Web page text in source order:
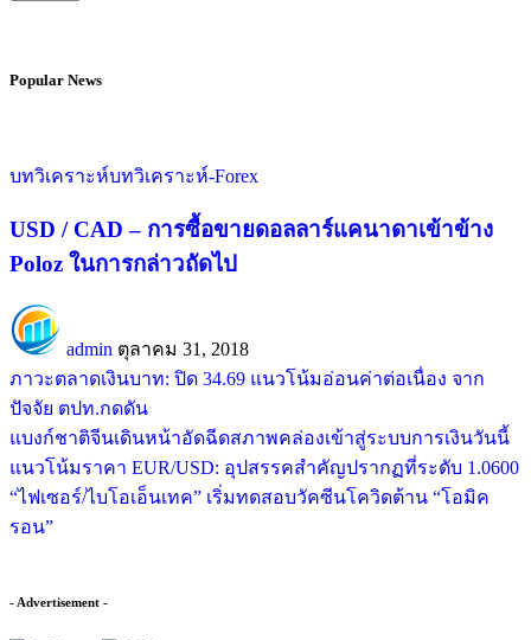
Popular News
บทวิเคราะห์บทวิเคราะห์-Forex
USD / CAD – การซื้อขายดอลลาร์แคนาดาเข้าข้าง
Poloz ในการกล่าวถัดไป
admin ตุลาคม 31, 2018
ภาวะตลาดเงินบาท: ปิด 34.69 แนวโน้มอ่อนค่าต่อเนื่อง จาก
ปัจจัย ตปท.กดดัน
แบงก์ชาติจีนเดินหน้าอัดฉีดสภาพคล่องเข้าสู่ระบบการเงินวันนี้
แนวโน้มราคา EUR/USD: อุปสรรคสำคัญปรากฏที่ระดับ 1.0600
“ไฟเซอร์/ไบโอเอ็นเทค” เริ่มทดสอบวัคซีนโควิดต้าน “โอมิค
รอน”
- Advertisement -